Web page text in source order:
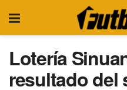
Lotería
resultado del